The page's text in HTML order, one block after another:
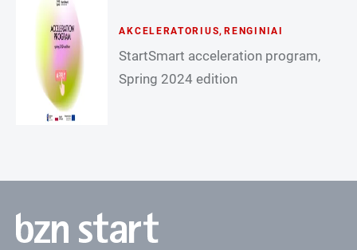
AKCELERATORIUS, RENGINIAI
StartSmart acceleration program,
Spring 2024 edition